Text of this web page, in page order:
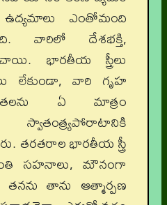
ఎంతోమంది
వారిలో దేశభక్తి,
భారతీయ స్త్రీలు
లేకుండా, వారి గృహ
ఏ మాత్రం
తరతరాల భారతీయ స్త్రీ
సహనాలు, మౌనంగా
తనను తాను ఆత్మార్పణ